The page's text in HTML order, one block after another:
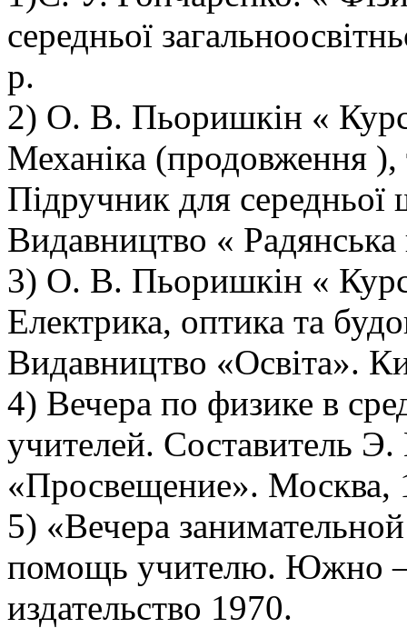
середньої
р.
2) О. В. Пьоришкін «
Механіка (продовження ),
Підручник для
Видавництво «
3) О. В. Пьоришкін « Курс
Електрика, оптика та
Видавництво «Освіта».
4) Вечера по физике в
учителей. Составитель
«Просвещение». Москва,
5) «Вечера
помощь учителю. Южно –
издательство 1970.